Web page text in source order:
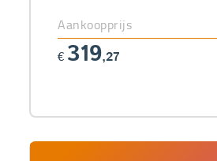
Aankoopprijs
€ 319,27